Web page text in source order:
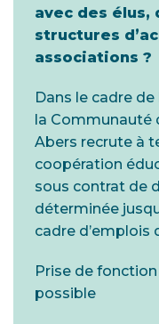
avec des élus,
structures
associations ?
Dans le cadre de
la Communauté
Abers recrute à
coopération
sous contrat de
déterminée
cadre d’emplois
Prise de
possible